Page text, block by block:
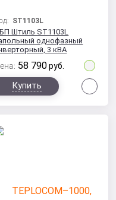
ST1103L
Штиль ST1103L
однофазный
3 кВА
58 790 руб.
Купить